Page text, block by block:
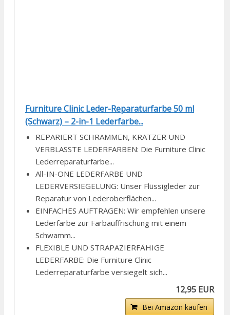
Furniture Clinic Leder-Reparaturfarbe 50 ml
(Schwarz) – 2-in-1 Lederfarbe...
REPARIERT SCHRAMMEN, KRATZER UND
VERBLASSTE LEDERFARBEN: Die Furniture Clinic
Lederreparaturfarbe...
All-IN-ONE LEDERFARBE UND
LEDERVERSIEGELUNG: Unser Flüssigleder zur
Reparatur von Lederoberflächen...
EINFACHES AUFTRAGEN: Wir empfehlen unsere
Lederfarbe zur Farbauffrischung mit einem
Schwamm...
FLEXIBLE UND STRAPAZIERFÄHIGE
LEDERFARBE: Die Furniture Clinic
Lederreparaturfarbe versiegelt sich...
12,95 EUR
Bei Amazon kaufen